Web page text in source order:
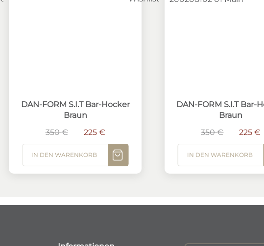
DAN-FORM S.I.T Bar-Hocker
Braun
350€ Ursprünglicher Preis war: 350 €
225 €
IN DEN WARENKORB
DAN-FORM S.I.T Bar-
Braun
350€ 225€
IN DEN WARENKORB